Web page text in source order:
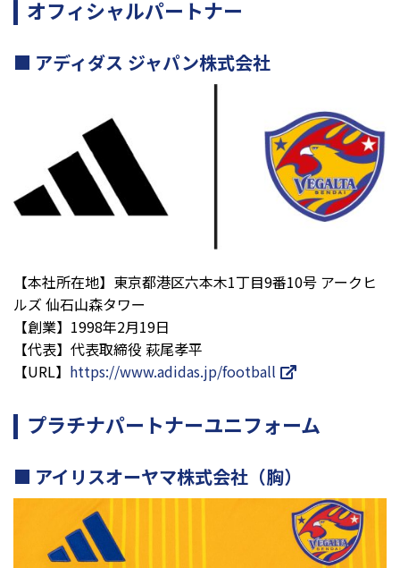
オフィシャルパートナー
アディダス ジャパン株式会社
【本社所在地】東京都港区六本木1丁目9番10号 アークヒ
ルズ 仙石山森タワー
【創業】1998年2月19日
【代表】代表取締役 萩尾孝平
【URL】 https://www.adidas.jp/football
プラチナパートナーユニフォーム
アイリスオーヤマ株式会社（胸）